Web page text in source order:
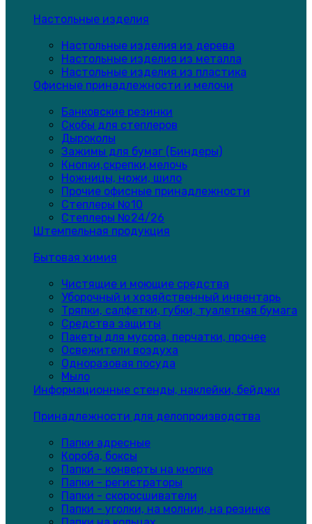
Настольные изделия
Настольные изделия из дерева
Настольные изделия из металла
Настольные изделия из пластика
Офисные принадлежности и мелочи
Банковские резинки
Скобы для степлеров
Дыроколы
Зажимы для бумаг (Биндеры)
Кнопки,скрепки,мелочь
Ножницы, ножи, шило
Прочие офисные принадлежности
Степлеры №10
Степлеры №24/26
Штемпельная продукция
Бытовая химия
Чистящие и моющие средства
Уборочный и хозяйственный инвентарь
Тряпки, салфетки, губки, туалетная бумага
Средства защиты
Пакеты для мусора, перчатки, прочее
Освежители воздуха
Одноразовая посуда
Мыло
Информационные стенды, наклейки, бейджи
Принадлежности для делопроизводства
Папки адресные
Короба, боксы
Папки - конверты на кнопке
Папки - регистраторы
Папки - скоросшиватели
Папки - уголки, на молнии, на резинке